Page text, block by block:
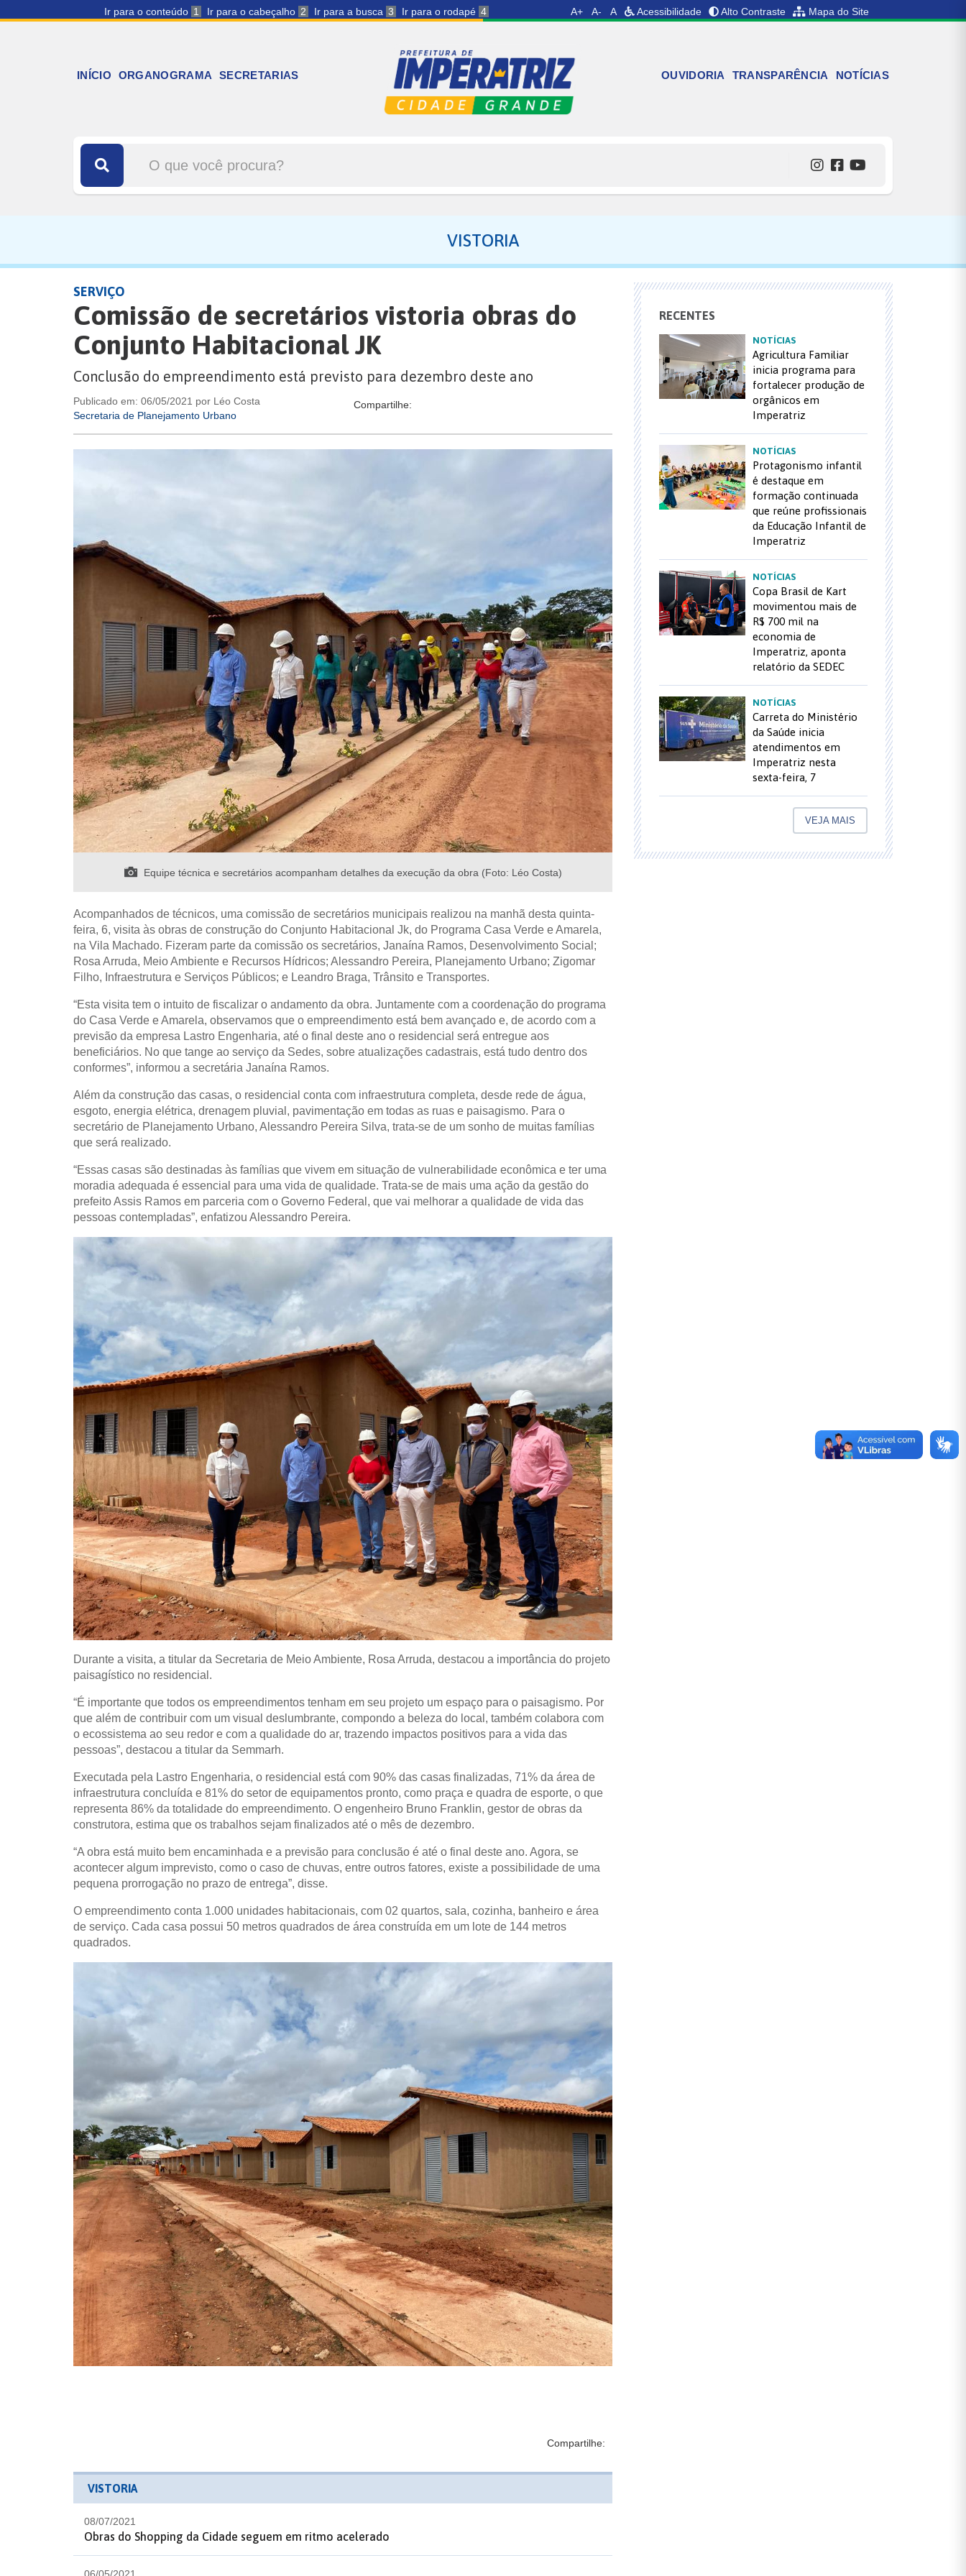
Ir para o conteúdo 1 Ir para o cabeçalho 2 Ir para a busca 3 Ir para o rodapé 4 A+ A- A Acessibilidade Alto Contraste Mapa do Site
INÍCIO ORGANOGRAMA SECRETARIAS OUVIDORIA TRANSPARÊNCIA NOTÍCIAS
VISTORIA
SERVIÇO
Comissão de secretários vistoria obras do
Conjunto Habitacional JK
Conclusão do empreendimento está previsto para dezembro deste ano
Publicado em: 06/05/2021 por Léo Costa
Secretaria de Planejamento Urbano
Compartilhe:
Equipe técnica e secretários acompanham detalhes da execução da obra (Foto: Léo Costa)
Acompanhados de técnicos, uma comissão de secretários municipais realizou na manhã desta quinta-
feira, 6, visita às obras de construção do Conjunto Habitacional Jk, do Programa Casa Verde e Amarela,
na Vila Machado. Fizeram parte da comissão os secretários, Janaína Ramos, Desenvolvimento Social;
Rosa Arruda, Meio Ambiente e Recursos Hídricos; Alessandro Pereira, Planejamento Urbano; Zigomar
Filho, Infraestrutura e Serviços Públicos; e Leandro Braga, Trânsito e Transportes.
“Esta visita tem o intuito de fiscalizar o andamento da obra. Juntamente com a coordenação do programa
do Casa Verde e Amarela, observamos que o empreendimento está bem avançado e, de acordo com a
previsão da empresa Lastro Engenharia, até o final deste ano o residencial será entregue aos
beneficiários. No que tange ao serviço da Sedes, sobre atualizações cadastrais, está tudo dentro dos
conformes”, informou a secretária Janaína Ramos.
Além da construção das casas, o residencial conta com infraestrutura completa, desde rede de água,
esgoto, energia elétrica, drenagem pluvial, pavimentação em todas as ruas e paisagismo. Para o
secretário de Planejamento Urbano, Alessandro Pereira Silva, trata-se de um sonho de muitas famílias
que será realizado.
“Essas casas são destinadas às famílias que vivem em situação de vulnerabilidade econômica e ter uma
moradia adequada é essencial para uma vida de qualidade. Trata-se de mais uma ação da gestão do
prefeito Assis Ramos em parceria com o Governo Federal, que vai melhorar a qualidade de vida das
pessoas contempladas”, enfatizou Alessandro Pereira.
Durante a visita, a titular da Secretaria de Meio Ambiente, Rosa Arruda, destacou a importância do projeto
paisagístico no residencial.
“É importante que todos os empreendimentos tenham em seu projeto um espaço para o paisagismo. Por
que além de contribuir com um visual deslumbrante, compondo a beleza do local, também colabora com
o ecossistema ao seu redor e com a qualidade do ar, trazendo impactos positivos para a vida das
pessoas”, destacou a titular da Semmarh.
Executada pela Lastro Engenharia, o residencial está com 90% das casas finalizadas, 71% da área de
infraestrutura concluída e 81% do setor de equipamentos pronto, como praça e quadra de esporte, o que
representa 86% da totalidade do empreendimento. O engenheiro Bruno Franklin, gestor de obras da
construtora, estima que os trabalhos sejam finalizados até o mês de dezembro.
“A obra está muito bem encaminhada e a previsão para conclusão é até o final deste ano. Agora, se
acontecer algum imprevisto, como o caso de chuvas, entre outros fatores, existe a possibilidade de uma
pequena prorrogação no prazo de entrega”, disse.
O empreendimento conta 1.000 unidades habitacionais, com 02 quartos, sala, cozinha, banheiro e área
de serviço. Cada casa possui 50 metros quadrados de área construída em um lote de 144 metros
quadrados.
Compartilhe:
VISTORIA
08/07/2021
Obras do Shopping da Cidade seguem em ritmo acelerado
06/05/2021
RECENTES
NOTÍCIAS
Agricultura Familiar
inicia programa para
fortalecer produção de
orgânicos em
Imperatriz
NOTÍCIAS
Protagonismo infantil
é destaque em
formação continuada
que reúne profissionais
da Educação Infantil de
Imperatriz
NOTÍCIAS
Copa Brasil de Kart
movimentou mais de
R$ 700 mil na
economia de
Imperatriz, aponta
relatório da SEDEC
NOTÍCIAS
Carreta do Ministério
da Saúde inicia
atendimentos em
Imperatriz nesta
sexta-feira, 7
VEJA MAIS